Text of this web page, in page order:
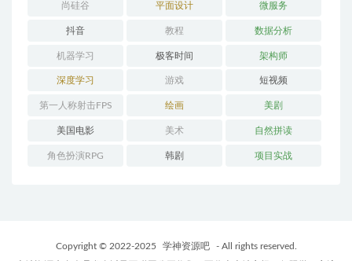
尚硅谷 平面设计 微服务
抖音 教程 数据分析
机器学习 极客时间 架构师
深度学习 游戏 短视频
第一人称射击FPS 绘画 美剧
美国电影 美术 自然拼读
角色扮演RPG 韩剧 项目实战
Copyright © 2022-2025 学神资源吧
- All rights reserved.